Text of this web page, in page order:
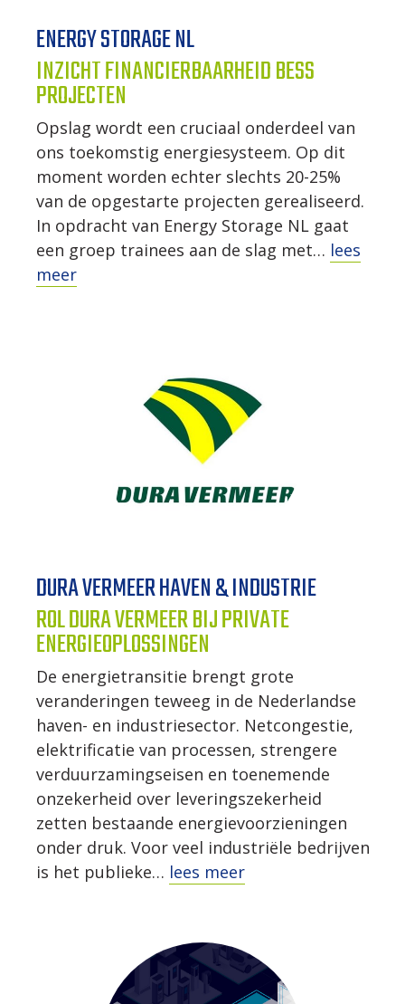
ENERGY STORAGE NL
INZICHT FINANCIERBAARHEID BESS
PROJECTEN
Opslag wordt een cruciaal onderdeel van
ons toekomstig energiesysteem. Op dit
moment worden echter slechts 20-25%
van de opgestarte projecten gerealiseerd.
In opdracht van Energy Storage NL gaat
een groep trainees aan de slag met… lees
meer
DURA VERMEER HAVEN & INDUSTRIE
ROL DURA VERMEER BIJ PRIVATE
ENERGIEOPLOSSINGEN
De energietransitie brengt grote
veranderingen teweeg in de Nederlandse
haven- en industriesector. Netcongestie,
elektrificatie van processen, strengere
verduurzamingseisen en toenemende
onzekerheid over leveringszekerheid
zetten bestaande energievoorzieningen
onder druk. Voor veel industriële bedrijven
is het publieke… lees meer